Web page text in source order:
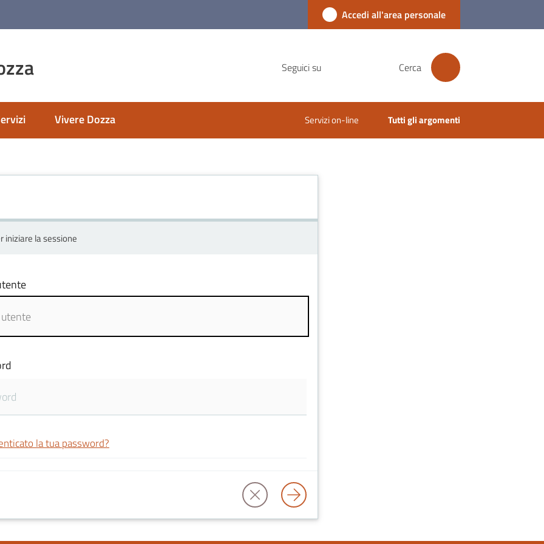
Accedi all'area personale
Seguici su Cerca
Vivere Dozza Servizi on-line Tutti gli argomenti
iniziare la sessione
la tua password?